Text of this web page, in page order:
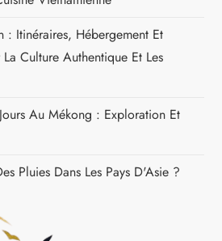
: Itinéraires, Hébergement Et
Culture Authentique Et Les
Au Mékong : Exploration Et
Pluies Dans Les Pays D'Asie ?